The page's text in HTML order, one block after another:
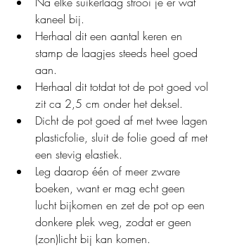
kaneel bij.
Herhaal dit een aantal keren en
stamp de laagjes steeds heel goed
aan.
Herhaal dit totdat tot de pot goed vol
zit ca 2,5 cm onder het deksel.
Dicht de pot goed af met twee lagen
plasticfolie, sluit de folie goed af met
een stevig elastiek.
Leg daarop één of meer zware
boeken, want er mag echt geen
lucht bijkomen en zet de pot op een
donkere plek weg, zodat er geen
(zon)licht bij kan komen.